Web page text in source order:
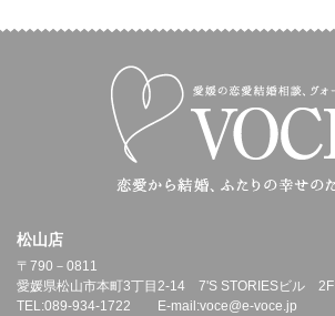
松山店
〒790－0811
愛媛県松山市本町3丁目2-14 7'S STORIESビル 2F
TEL:089-934-1722 E-mail:voce@e-voce.jp